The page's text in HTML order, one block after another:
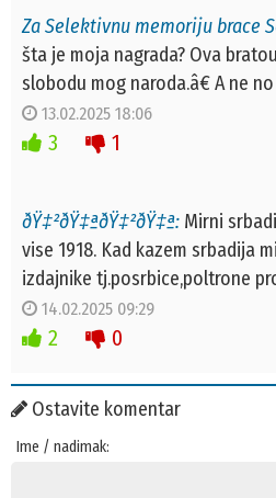
Za Selektivnu memoriju brace
šta je moja nagrada? Ova
slobodu mog naroda.â€ A ne
13.02.2025 18:06
3 1
ðŸ‡²ðŸ‡ªðŸ‡²ðŸ‡ª: Mirni
vise 1918. Kad kazem srbadija
izdajnike tj.posrbice,poltrone
14.02.2025 09:29
2 0
Ostavite komentar
Ime / nadimak: